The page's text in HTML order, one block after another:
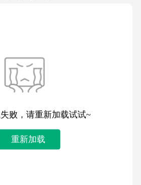
败，请重新加载试试~
重新加载